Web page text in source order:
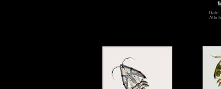
Date